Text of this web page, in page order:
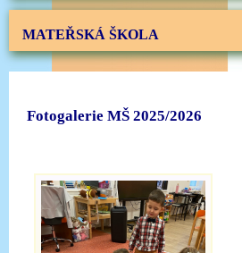
MATEŘSKÁ ŠKOLA
Fotogalerie MŠ 2025/2026